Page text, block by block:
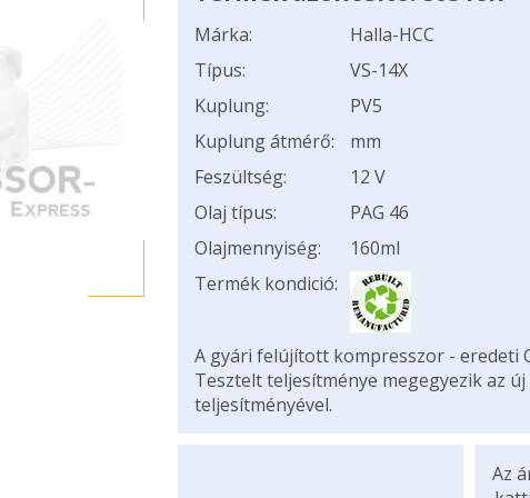
Márka:
Halla-HCC
Típus:
VS-14X
Kuplung:
PV5
Kuplung átmérő:
mm
Feszültség:
12 V
Olaj típus:
PAG 46
Olajmennyiség:
160ml
Termék kondició:
A gyári felújított kompresszor - eredeti
Tesztelt teljesítménye megegyezik az
teljesítményével.
Az